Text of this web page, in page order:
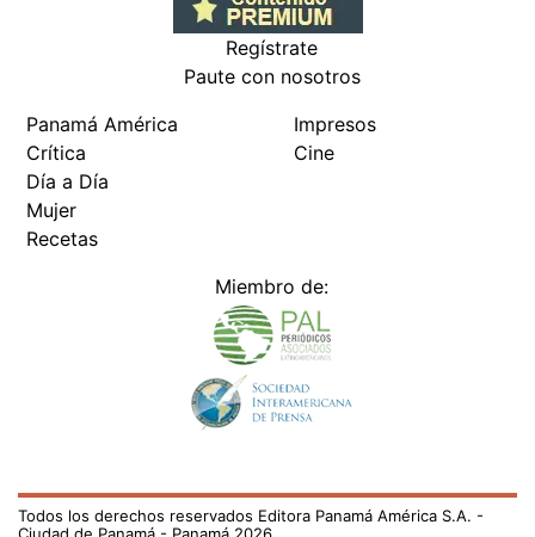
Regístrate
Paute con nosotros
Panamá América
Crítica
Día a Día
Mujer
Recetas
Impresos
Cine
Miembro de:
Todos los derechos reservados Editora Panamá América S.A. -